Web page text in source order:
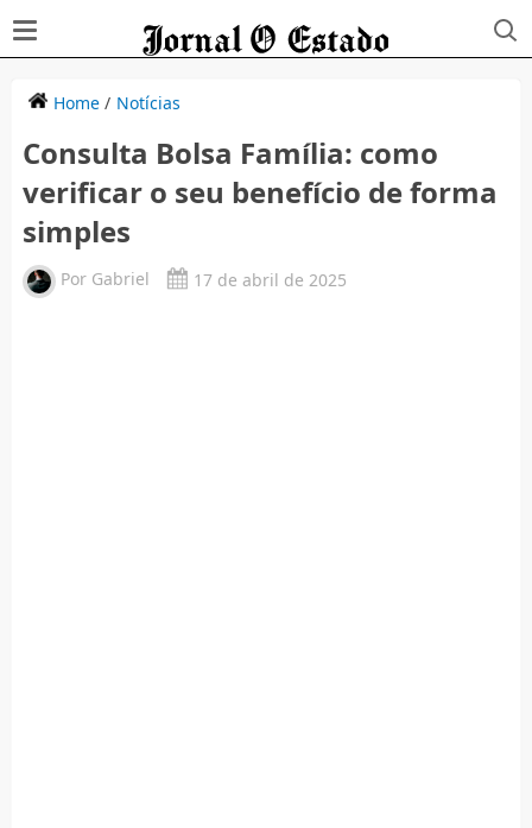
Home/ Notícias
Consulta Bolsa Família: como
verificar o seu benefício de forma
simples
Por Gabriel 17 de abril de 2025